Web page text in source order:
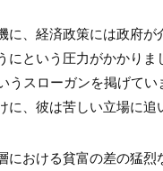
、経済政策には政府が
という圧力がかかり
うスローガンを掲げて
、彼は苦しい立場に追
おける貧富の差の猛